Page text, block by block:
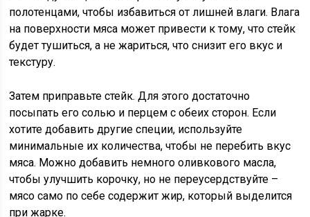
полотенцами, чтобы избавиться от лишней влаги. Влага
на поверхности мяса может привести к тому, что стейк
будет тушиться, а не жариться, что снизит его вкус и
текстуру.
Затем приправьте стейк. Для этого достаточно
посыпать его солью и перцем с обеих сторон. Если
хотите добавить другие специи, используйте
минимальные их количества, чтобы не перебить вкус
мяса. Можно добавить немного оливкового масла,
чтобы улучшить корочку, но не переусердствуйте –
мясо само по себе содержит жир, который выделится
при жарке.